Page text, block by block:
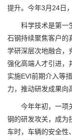
提升。今年3月24日
科学技术是第一生
石钢持续聚焦客户的
学研深层次地融合，
强化高端人才引进，
实施EVI前期介入等
力，推动研发成果向
今年年初，一项关
钢的研发攻关，成为
车时，车辆的安全性